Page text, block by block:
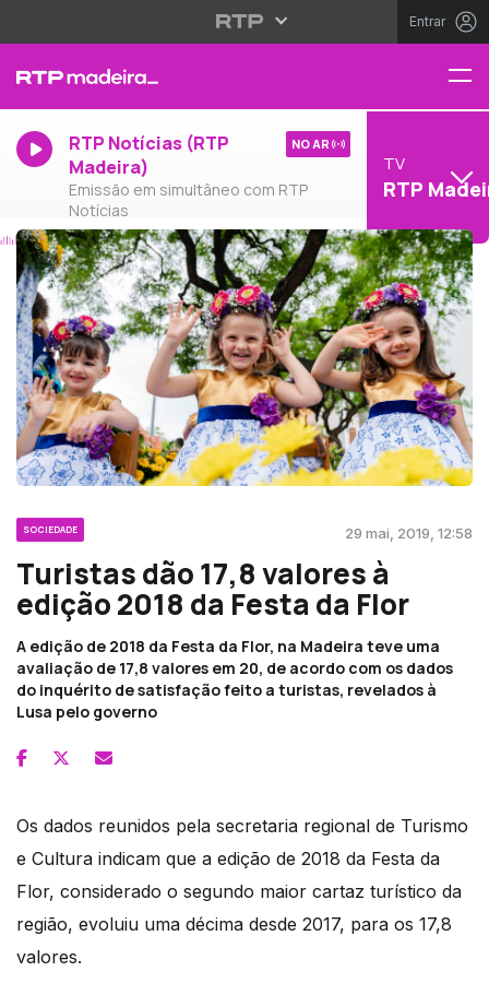
Entrar
RTP Notícias (RTP
Madeira)
Emissão em simultâneo com RTP
Notícias
NO AR
TV
RTP
SOCIEDADE 29 mai, 2019, 12:58
Turistas dão 17,8 valores à
edição 2018 da Festa da Flor
A edição de 2018 da Festa da Flor, na Madeira teve uma
avaliação de 17,8 valores em 20, de acordo com os dados
do inquérito de satisfação feito a turistas, revelados à
Lusa pelo governo
Os dados reunidos pela secretaria regional de Turismo
e Cultura indicam que a edição de 2018 da Festa da
Flor, considerado o segundo maior cartaz turístico da
região, evoluiu uma décima desde 2017, para os 17,8
valores.